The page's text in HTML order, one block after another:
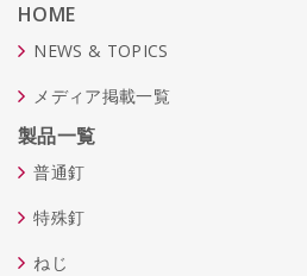
HOME
NEWS & TOPICS
メディア掲載一覧
製品一覧
普通釘
特殊釘
ねじ